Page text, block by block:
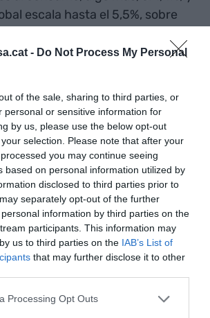
- Do Not Process My Personal
of the sale, sharing to third parties, or
personal or sensitive information for
by us, please use the below opt-out
selection. Please note that after your
you may continue seeing
based on personal information utilized by
disclosed to third parties prior to
separately opt-out of the further
information by third parties on the
participants. This information may
us to third parties on the IAB’s List of
that may further disclose it to other
Processing Opt Outs
escala hasta el 5,5%, sobre
Bank Lending Economic
para 2023. Por el contrario, los
reflejando los datos de
Familias y Empresas del Banco
por su parte por la
Financieros, Asufin.
fuente, el 30% de los españoles
de pedir una financiación
cuantías, un 5% más que
microcréditos emergen en
difíciles tanto para los
por los autónomos o las pymes,
interés sea superior por el